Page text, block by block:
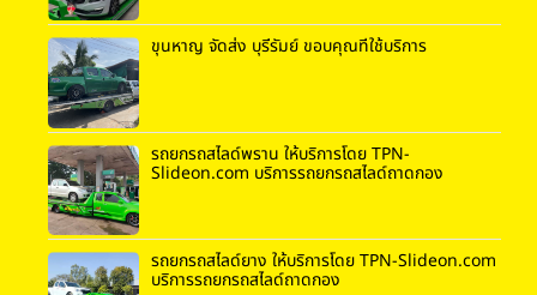
ขุนหาญ จัดส่ง บุรีรัมย์ ขอบคุณที่ใช้บริการ
รถยกรถสไลด์พราน ให้บริการโดย TPN-
Slideon.com บริการรถยกรถสไลด์ถาดกอง
รถยกรถสไลด์ยาง ให้บริการโดย TPN-Slideon.com
บริการรถยกรถสไลด์ถาดกอง